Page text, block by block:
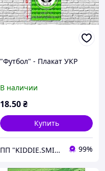
"Футбол" - Плакат УКР
В наличии
18.50₴
Купить
ПП "KIDDIE.SMILE" 99%